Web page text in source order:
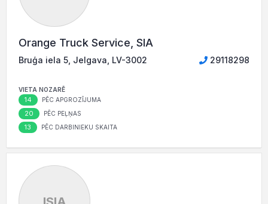
Orange Truck Service, SIA
Bruģa iela 5, Jelgava, LV-3002 29118298
VIETA NOZARĒ
14 PĒC APGROZĪJUMA
20 PĒC PEĻŅAS
13 PĒC DARBINIEKU SKAITA